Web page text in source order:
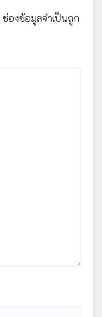
ช่องข้อมูลจำเป็นถูก